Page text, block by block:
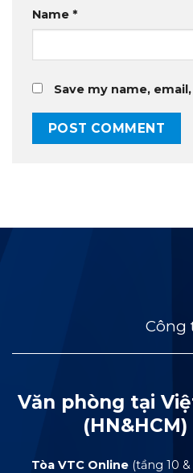
Name *
Save my name,
Công
Văn phòng tại
(HN&HCM)
Tòa VTC Online(tầng 10 &